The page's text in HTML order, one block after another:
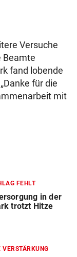
Versuche
Beamte
fand lobende
Danke für die
mit
FEHLT
in der
trotzt Hitze
VERSTÄRKUNG